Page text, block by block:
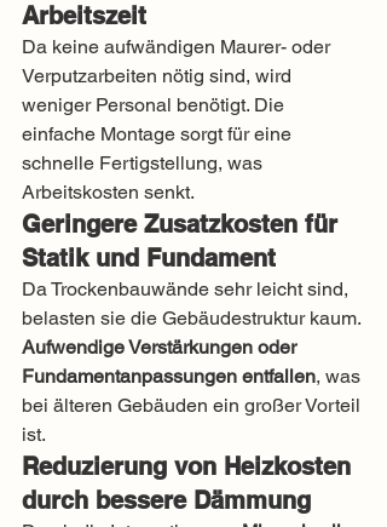
Arbeitszeit
Da keine aufwändigen Maurer- oder
Verputzarbeiten nötig sind, wird
weniger Personal benötigt. Die
einfache Montage sorgt für eine
schnelle Fertigstellung, was
Arbeitskosten senkt.
Geringere Zusatzkosten für
Statik und Fundament
Da Trockenbauwände sehr leicht sind,
belasten sie die Gebäudestruktur kaum.
Aufwendige Verstärkungen oder
Fundamentanpassungen entfallen, was
bei älteren Gebäuden ein großer Vorteil
ist.
Reduzierung von Heizkosten
durch bessere Dämmung